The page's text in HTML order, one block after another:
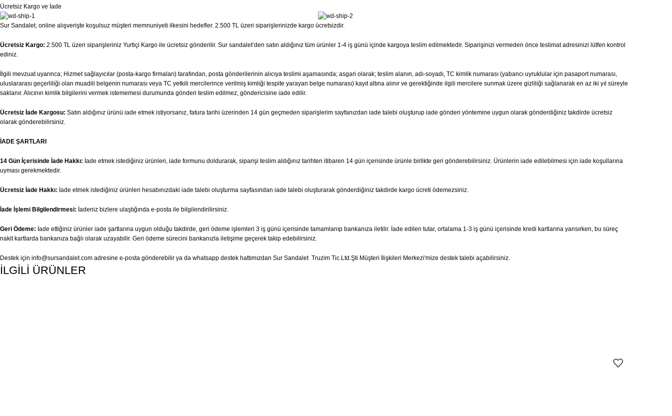
Ücretsiz Kargo ve İade
Sur Sandalet, online alışverişte koşulsuz müşteri memnuniyeti ilkesini hedefler. 2.500 TL üzeri siparişlerinizde kargo ücretsizdir.
Ücretsiz Kargo: 2.500 TL üzeri siparişleriniz Yurtiçi Kargo ile ücretsiz gönderilir. Sur sandalet’den satın aldığınız tüm ürünler 1-4 iş günü içinde kargoya teslim edilmektedir. Siparişinizi vermeden önce teslimat adresinizi lütfen kontrol
ediniz.
İlgili mevzuat uyarınca; Hizmet sağlayıcılar (posta-kargo firmaları) tarafından, posta gönderilerinin alıcıya teslimi aşamasında; asgari olarak; teslim alanın, adı-soyadı, TC kimlik numarası (yabancı uyruklular için pasaport numarası,
uluslararası geçerliliği olan muadili belgenin numarası veya TC yetkili mercilerince verilmiş kimliği tespite yarayan belge numarası) kayıt altına alınır ve gerektiğinde ilgili mercilere sunmak üzere gizliliği sağlanarak en az iki yıl süreyle
saklanır. Alıcının kimlik bilgilerini vermek istememesi durumunda gönderi teslim edilmez, göndericisine iade edilir.
Ücretsiz İade Kargosu: Satın aldığınız ürünü iade etmek istiyorsanız, fatura tarihi üzerinden 14 gün geçmeden siparişlerim sayfanızdan iade talebi oluşturup iade gönderi yöntemine uygun olarak gönderdiğiniz takdirde ücretsiz
olarak gönderebilirsiniz.
İADE ŞARTLARI
14 Gün İçerisinde İade Hakkı: İade etmek istediğiniz ürünleri, iade formunu doldurarak, siparişi teslim aldığınız tarihten itibaren 14 gün içerisinde ürünle birlikte geri gönderebilirsiniz. Ürünlerin iade edilebilmesi için iade koşullarına
uyması gerekmektedir.
Ücretsiz İade Hakkı: İade etmek istediğiniz ürünleri hesabınızdaki iade talebi oluşturma sayfasından iade talebi oluşturarak gönderdiğiniz takdirde kargo ücreti ödemezsiniz.
İade İşlemi Bilgilendirmesi: İadeniz bizlere ulaştığında e-posta ile bilgilendirilirsiniz.
Geri Ödeme: İade ettiğiniz ürünler iade şartlarına uygun olduğu takdirde, geri ödeme işlemleri 3 iş günü içerisinde tamamlanıp bankanıza iletilir. İade edilen tutar, ortalama 1-3 iş günü içerisinde kredi kartlarına yansırken, bu süreç
nakit kartlarda bankanıza bağlı olarak uzayabilir. Geri ödeme sürecini bankanızla iletişime geçerek takip edebilirsiniz.
Destek için info@sursandalet.com adresine e-posta gönderebilir ya da whatsapp destek hattımızdan Sur Sandalet Truzim Tic.Ltd.Şti Müşteri İlişkileri Merkezi'mize destek talebi açabilirsiniz.
İLGİLİ ÜRÜNLER